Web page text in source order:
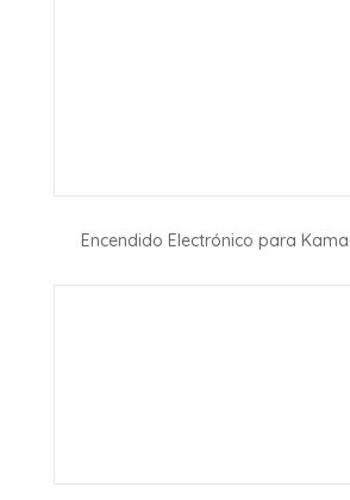
Encendido Electrónico para